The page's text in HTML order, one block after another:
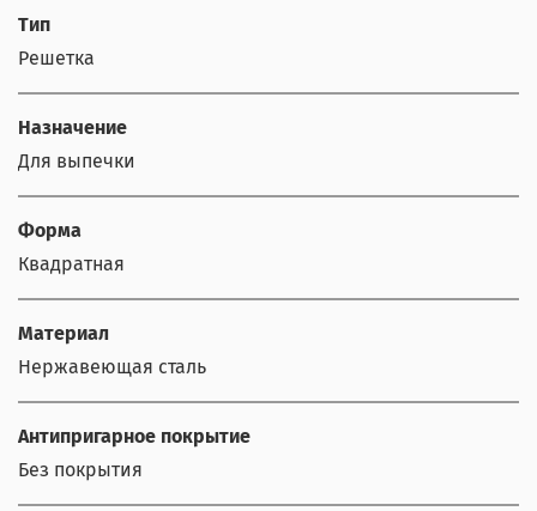
Тип
Решетка
Назначение
Для выпечки
Форма
Квадратная
Материал
Нержавеющая сталь
Антипригарное покрытие
Без покрытия